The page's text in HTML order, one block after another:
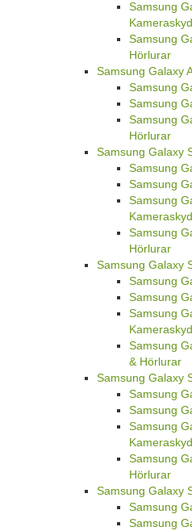
Samsung
Samsung
Hörlurar
Samsung Galaxy
Samsung
Samsung
Samsung
Hörlurar
Samsung Galaxy
Samsung
Samsung
Samsung
Samsung
Hörlurar
Samsung Galaxy
Samsung
Samsung
Samsung
Samsung
& Hörlurar
Samsung Galaxy
Samsung
Samsung
Samsung
Samsung
Hörlurar
Samsung Galaxy
Samsung
Samsung